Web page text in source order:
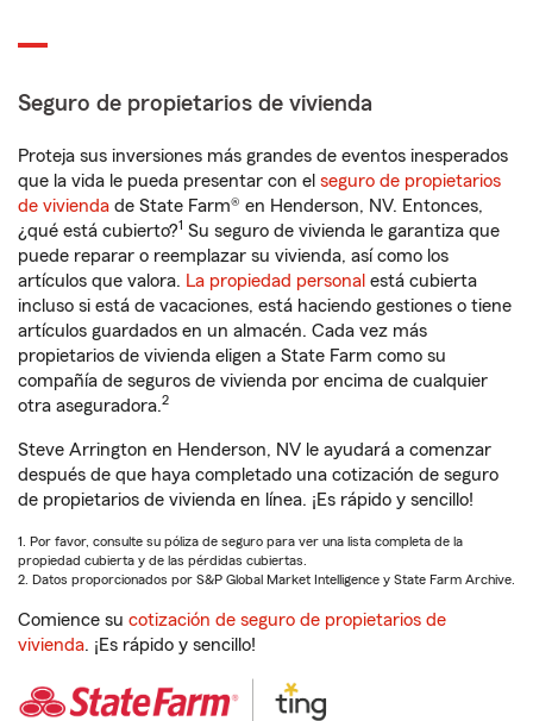
Seguro de propietarios de vivienda
Proteja sus inversiones más grandes de eventos inesperados
que la vida le pueda presentar con el seguro de propietarios
de vivienda de State Farm® en Henderson, NV. Entonces,
¿qué está cubierto?1 Su seguro de vivienda le garantiza que
puede reparar o reemplazar su vivienda, así como los
artículos que valora. La propiedad personal está cubierta
incluso si está de vacaciones, está haciendo gestiones o tiene
artículos guardados en un almacén. Cada vez más
propietarios de vivienda eligen a State Farm como su
compañía de seguros de vivienda por encima de cualquier
otra aseguradora.2
Steve Arrington en Henderson, NV le ayudará a comenzar
después de que haya completado una cotización de seguro
de propietarios de vivienda en línea. ¡Es rápido y sencillo!
1. Por favor, consulte su póliza de seguro para ver una lista completa de la
propiedad cubierta y de las pérdidas cubiertas.
2. Datos proporcionados por S&P Global Market Intelligence y State Farm Archive.
Comience su cotización de seguro de propietarios de
vivienda. ¡Es rápido y sencillo!